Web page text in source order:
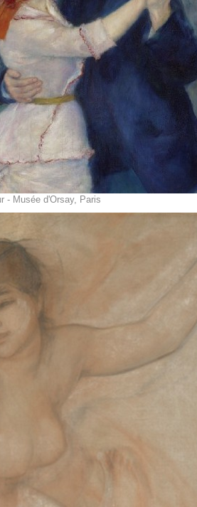
- Musée d'Orsay, Paris